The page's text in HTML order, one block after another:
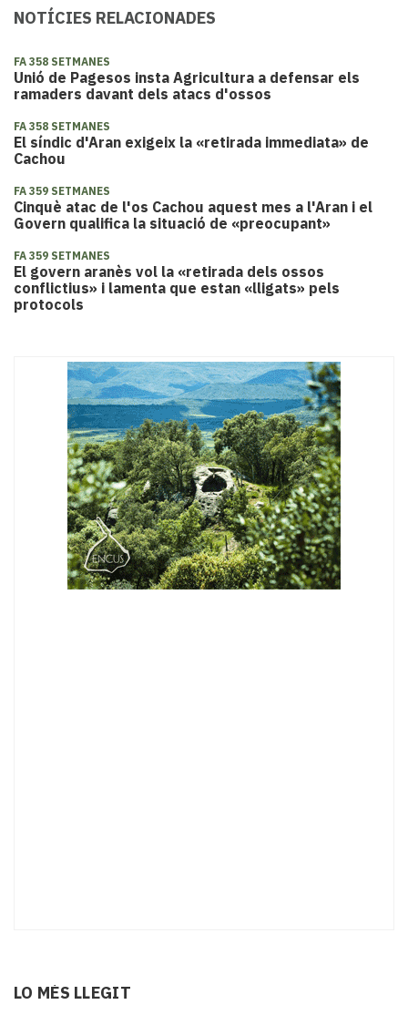
NOTÍCIES RELACIONADES
FA 358 SETMANES
Unió de Pagesos insta Agricultura a defensar els
ramaders davant dels atacs d'ossos
FA 358 SETMANES
El síndic d'Aran exigeix la «retirada immediata» de
Cachou
FA 359 SETMANES
Cinquè atac de l'os Cachou aquest mes a l'Aran i el
Govern qualifica la situació de «preocupant»
FA 359 SETMANES
El govern aranès vol la «retirada dels ossos
conflictius» i lamenta que estan «lligats» pels
protocols
LO MÉS LLEGIT